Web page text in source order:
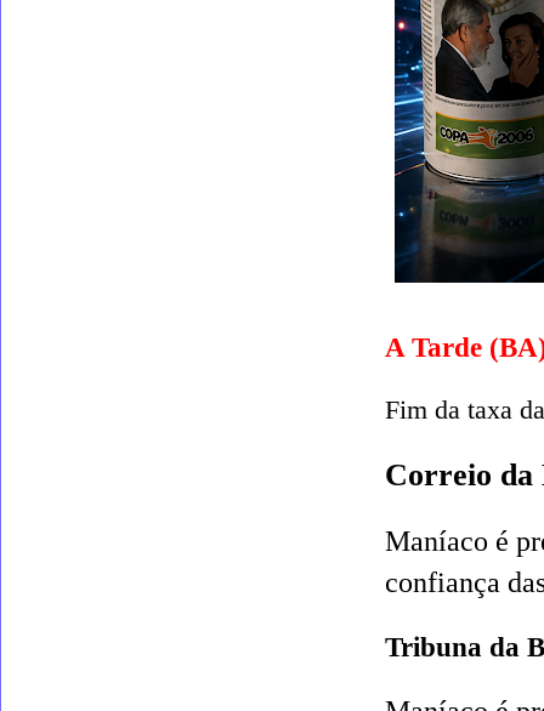
A Tarde
Fim da taxa
Correio da
Maníaco é
confiança
Tribuna da